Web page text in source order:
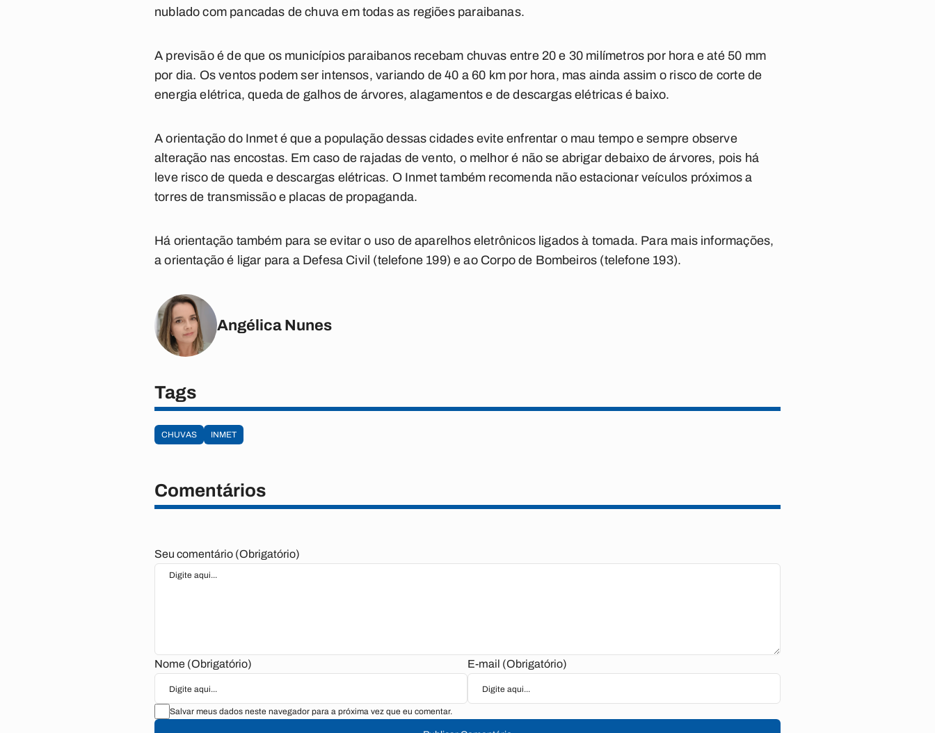
nublado com pancadas de chuva em todas as regiões paraibanas.
A previsão é de que os municípios paraibanos recebam chuvas entre 20 e 30 milímetros por hora e até 50 mm
por dia. Os ventos podem ser intensos, variando de 40 a 60 km por hora, mas ainda assim o risco de corte de
energia elétrica, queda de galhos de árvores, alagamentos e de descargas elétricas é baixo.
A orientação do Inmet é que a população dessas cidades evite enfrentar o mau tempo e sempre observe
alteração nas encostas. Em caso de rajadas de vento, o melhor é não se abrigar debaixo de árvores, pois há
leve risco de queda e descargas elétricas. O Inmet também recomenda não estacionar veículos próximos a
torres de transmissão e placas de propaganda.
Há orientação também para se evitar o uso de aparelhos eletrônicos ligados à tomada. Para mais informações,
a orientação é ligar para a Defesa Civil (telefone 199) e ao Corpo de Bombeiros (telefone 193).
Angélica Nunes
Tags
CHUVAS INMET
Comentários
Seu comentário (Obrigatório)
Nome (Obrigatório) E-mail (Obrigatório)
Salvar meus dados neste navegador para a próxima vez que eu comentar.